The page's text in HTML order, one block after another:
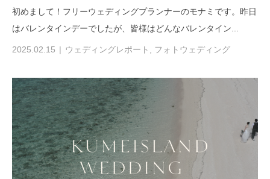
初めまして！フリーウェディングプランナーのモナミです。昨日
はバレンタインデーでしたが、皆様はどんなバレンタイン...
2025.02.15 ウェディングレポート フォトウェディング